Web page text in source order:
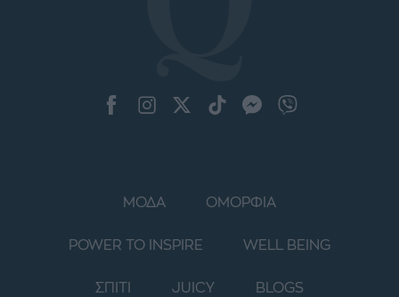
ΜΟΔΑ ΟΜΟΡΦΙΑ
POWER TO INSPIRE WELL BEING
ΣΠΙΤΙ JUICY BLOGS